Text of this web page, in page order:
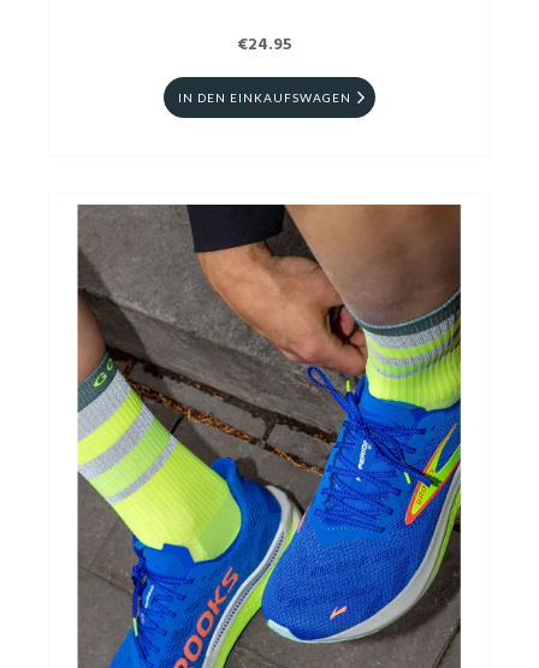
€24.95
IN DEN EINKAUFSWAGEN